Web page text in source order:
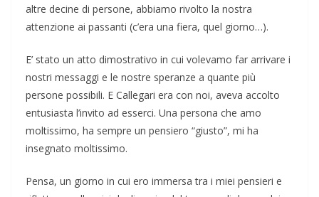
altre decine di persone, abbiamo rivolto la nostra
attenzione ai passanti (c’era una fiera, quel giorno…).
E’ stato un atto dimostrativo in cui volevamo far arrivare i
nostri messaggi e le nostre speranze a quante più
persone possibili. E Callegari era con noi, aveva accolto
entusiasta l’invito ad esserci. Una persona che amo
moltissimo, ha sempre un pensiero “giusto”, mi ha
insegnato moltissimo.
Pensa, un giorno in cui ero immersa tra i miei pensieri e